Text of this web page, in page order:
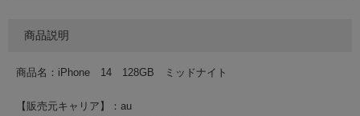
商品説明
商品名：iPhone 14 128GB ミッドナイト
【販売元キャリア】：au